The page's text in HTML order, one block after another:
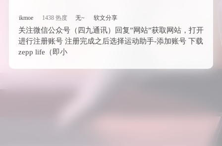
ikmoe 1438 热度 无~ 软文分享
关注微信公众号（四九通讯）回复”网站”获取网站，打开
进行注册账号 注册完成之后选择运动助手-添加账号 下载
zepp life（即小